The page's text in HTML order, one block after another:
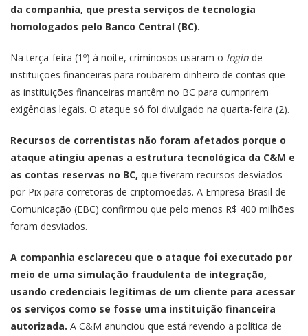
da companhia, que presta serviços de tecnologia
homologados pelo Banco Central (BC).
Na terça-feira (1º) à noite, criminosos usaram o login de
instituições financeiras para roubarem dinheiro de contas que
as instituições financeiras mantêm no BC para cumprirem
exigências legais. O ataque só foi divulgado na quarta-feira (2).
Recursos de correntistas não foram afetados porque o
ataque atingiu apenas a estrutura tecnológica da C&M e
as contas reservas no BC, que tiveram recursos desviados
por Pix para corretoras de criptomoedas. A Empresa Brasil de
Comunicação (EBC) confirmou que pelo menos R$ 400 milhões
foram desviados.
A companhia esclareceu que o ataque foi executado por
meio de uma simulação fraudulenta de integração,
usando credenciais legítimas de um cliente para acessar
os serviços como se fosse uma instituição financeira
autorizada. A C&M anunciou que está revendo a política de